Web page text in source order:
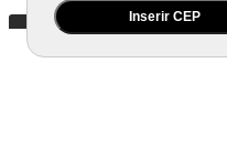
Inserir CEP